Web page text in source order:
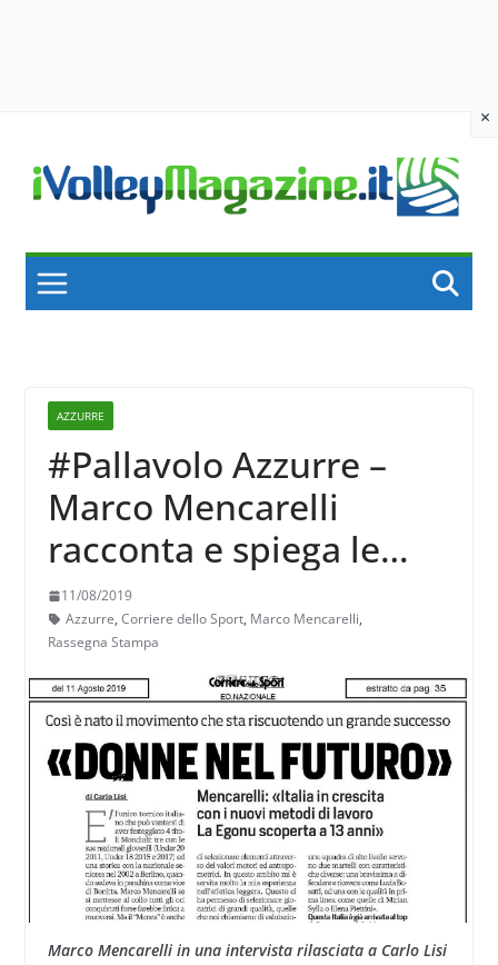
×
content
AZZURRE
#Pallavolo Azzurre –
Marco Mencarelli
racconta e spiega le
origini della grande
Italia femminile
11/08/2019
Azzurre, Corriere dello Sport, Marco Mencarelli,
Rassegna Stampa
Marco Mencarelli in una intervista rilasciata a Carlo Lisi